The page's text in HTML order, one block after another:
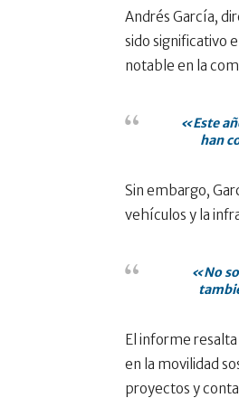
Andrés García,
sido significativo
notable en la
«Este
han
Sin embargo,
vehículos y la
«No
El informe
en la movilidad
proyectos y